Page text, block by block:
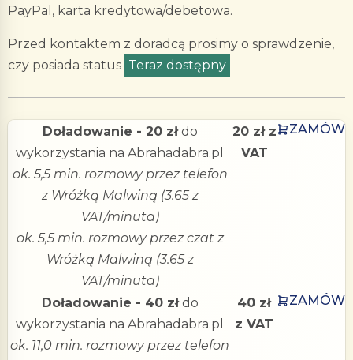
PayPal, karta kredytowa/debetowa.
Przed kontaktem z doradcą prosimy o sprawdzenie,
czy posiada status Teraz dostępny
Doładowanie - 20 złdo
wykorzystania na Abrahadabra.pl
ok. 5,5 min. rozmowy przez telefon
z Wróżką Malwiną (3.65 z
VAT/minuta)
ok. 5,5 min. rozmowy przez czat z
Wróżką Malwiną (3.65 z
VAT/minuta)
20 zł z
VAT
ZAMÓW
Doładowanie - 40 złdo
wykorzystania na Abrahadabra.pl
ok. 11,0 min. rozmowy przez telefon
40 zł
z VAT
ZAMÓW